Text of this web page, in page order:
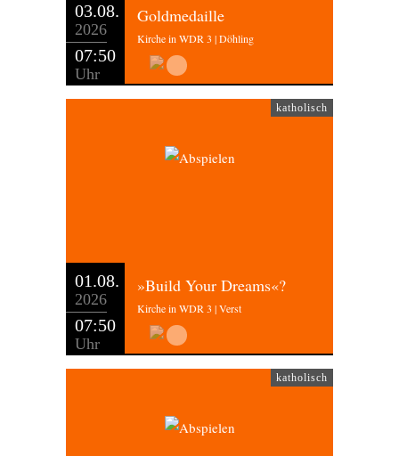
03.08.
2026
07:50
Uhr
Goldmedaille
Kirche in WDR 3 | Döhling
katholisch
01.08.
2026
07:50
Uhr
»Build Your Dreams«?
Kirche in WDR 3 | Verst
katholisch